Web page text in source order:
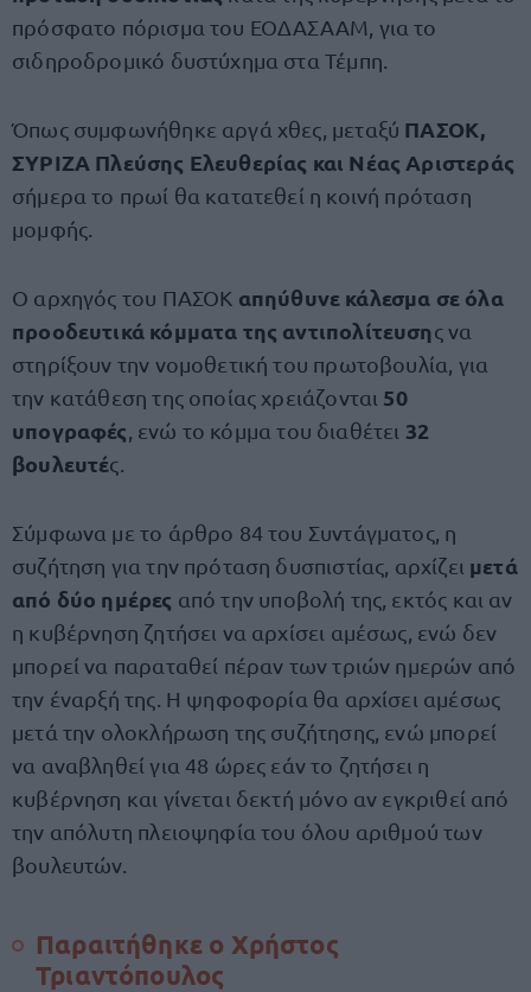
πρόσφατο πόρισμα του ΕΟΔΑΣΑΑΜ, για το
σιδηροδρομικό δυστύχημα στα Τέμπη.
Όπως συμφωνήθηκε αργά χθες, μεταξύ ΠΑΣΟΚ,
ΣΥΡΙΖΑ Πλεύσης Ελευθερίας και Νέας Αριστεράς
σήμερα το πρωί θα κατατεθεί η κοινή πρόταση
μομφής.
Ο αρχηγός του ΠΑΣΟΚ απηύθυνε κάλεσμα σε όλα
προοδευτικά κόμματα της αντιπολίτευσης να
στηρίξουν την νομοθετική του πρωτοβουλία, για
την κατάθεση της οποίας χρειάζονται 50
υπογραφές , ενώ το κόμμα του διαθέτει 32
βουλευτές.
Σύμφωνα με το άρθρο 84 του Συντάγματος, η
συζήτηση για την πρόταση δυσπιστίας, αρχίζει μετά
από δύο ημέρες από την υποβολή της, εκτός και αν
η κυβέρνηση ζητήσει να αρχίσει αμέσως, ενώ δεν
μπορεί να παραταθεί πέραν των τριών ημερών από
την έναρξή της. Η ψηφοφορία θα αρχίσει αμέσως
μετά την ολοκλήρωση της συζήτησης, ενώ μπορεί
να αναβληθεί για 48 ώρες εάν το ζητήσει η
κυβέρνηση και γίνεται δεκτή μόνο αν εγκριθεί από
την απόλυτη πλειοψηφία του όλου αριθμού των
βουλευτών.
Παραιτήθηκε ο Χρήστος
Τριαντόπουλος